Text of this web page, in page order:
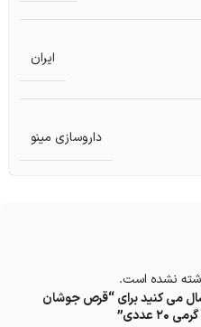
ایران
داروسازی مینو
نشده است.
می کنید برای “قرص جوشان